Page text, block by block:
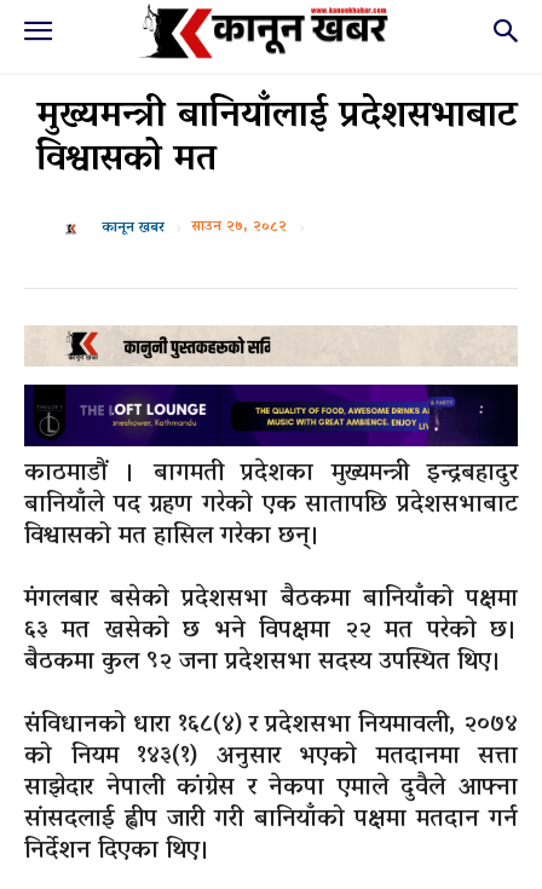
मुख्यमन्त्री बानियाँलाई प्रदेशसभाबाट
विश्वासको मत
कानून खबर साउन २७, २०८२
काठमाडौं । बागमती प्रदेशका मुख्यमन्त्री इन्द्रबहादुर
बानियाँले पद ग्रहण गरेको एक सातापछि प्रदेशसभाबाट
विश्वासको मत हासिल गरेका छन्।
मंगलबार बसेको प्रदेशसभा बैठकमा बानियाँको पक्षमा
६३ मत खसेको छ भने विपक्षमा २२ मत परेको छ।
बैठकमा कुल ९२ जना प्रदेशसभा सदस्य उपस्थित थिए।
संविधानको धारा १६८(४) र प्रदेशसभा नियमावली, २०७४
को नियम १४३(१) अनुसार भएको मतदानमा सत्ता
साझेदार नेपाली कांग्रेस र नेकपा एमाले दुवैले आफ्ना
सांसदलाई ह्वीप जारी गरी बानियाँको पक्षमा मतदान गर्न
निर्देशन दिएका थिए।